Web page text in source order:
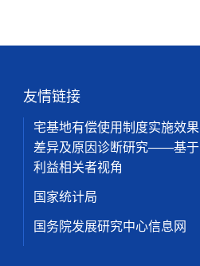
友情链接
宅基地有偿使用制度实施效果
差异及原因诊断研究——基于
利益相关者视角
国家统计局
国务院发展研究中心信息网